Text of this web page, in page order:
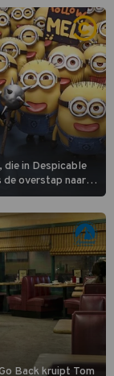
vlak.
die in Despicable
de overstap naar
blijven.
Back kruipt Tom